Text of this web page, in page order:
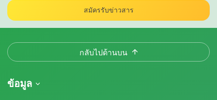
สมัครรับข่าวสาร
กลับไปด้านบน
ข้อมูล